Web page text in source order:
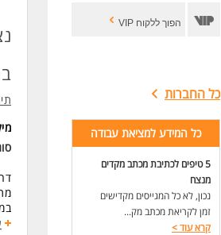
הפוך ללקוח VIP
כל החברות
כל המידע למציאת עבודה
5 טיפים לכתיבת מכתב מקדים
מנצח
נכון, לא כל המגייסים מקדישים
זמן לקריאת מכתב מק...
קרא עוד>